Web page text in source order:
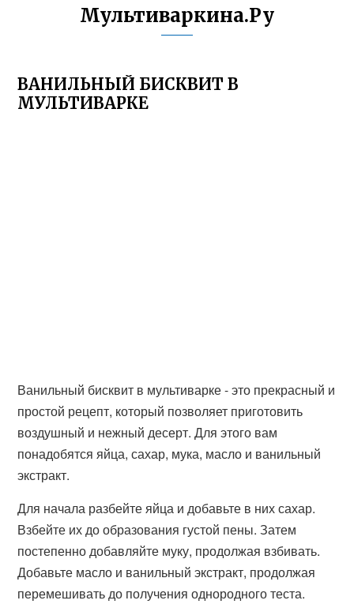
Мультиваркина.Ру
ВАНИЛЬНЫЙ БИСКВИТ В
МУЛЬТИВАРКЕ
Ванильный бисквит в мультиварке - это прекрасный и
простой рецепт, который позволяет приготовить
воздушный и нежный десерт. Для этого вам
понадобятся яйца, сахар, мука, масло и ванильный
экстракт.
Для начала разбейте яйца и добавьте в них сахар.
Взбейте их до образования густой пены. Затем
постепенно добавляйте муку, продолжая взбивать.
Добавьте масло и ванильный экстракт, продолжая
перемешивать до получения однородного теста.